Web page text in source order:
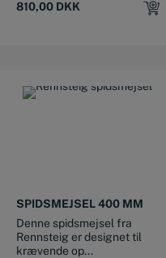
810,00 DKK
SPIDSMEJSEL 400 MM
Denne spidsmejsel fra
Rennsteig er designet til
krævende op...